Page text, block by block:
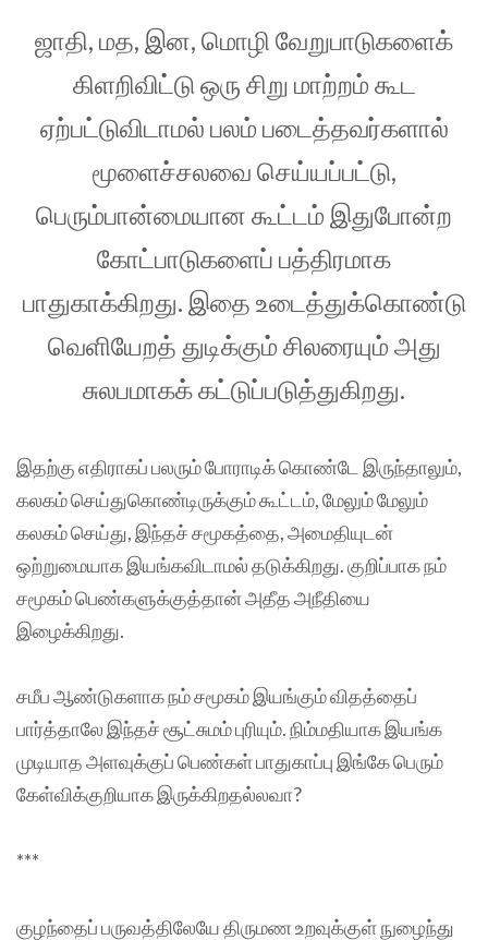
ஜாதி, மத, இன, மொழி வேறுபாடுகளைக்
கிளறிவிட்டு ஒரு சிறு மாற்றம் கூட
ஏற்பட்டுவிடாமல் பலம் படைத்தவர்களால்
மூளைச்சலவை செய்யப்பட்டு,
பெரும்பான்மையான கூட்டம் இதுபோன்ற
கோட்பாடுகளைப் பத்திரமாக
பாதுகாக்கிறது. இதை உடைத்துக்கொண்டு
வெளியேறத் துடிக்கும் சிலரையும் அது
சுலபமாகக் கட்டுப்படுத்துகிறது.
இதற்கு எதிராகப் பலரும் போராடிக் கொண்டே இருந்தாலும்,
கலகம் செய்துகொண்டிருக்கும் கூட்டம், மேலும் மேலும்
கலகம் செய்து, இந்தச் சமூகத்தை, அமைதியுடன்
ஒற்றுமையாக இயங்கவிடாமல் தடுக்கிறது. குறிப்பாக நம்
சமூகம் பெண்களுக்குத்தான் அதீத அநீதியை
இழைக்கிறது.
சமீப ஆண்டுகளாக நம் சமூகம் இயங்கும் விதத்தைப்
பார்த்தாலே இந்தச் சூட்சுமம் புரியும். நிம்மதியாக இயங்க
முடியாத அளவுக்குப் பெண்கள் பாதுகாப்பு இங்கே பெரும்
கேள்விக்குறியாக இருக்கிறதல்லவா?
***
குழந்தைப் பருவத்திலேயே திருமண உறவுக்குள் நுழைந்து